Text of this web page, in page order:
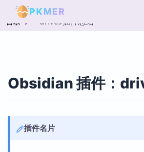
PKMER
目录 drive9插件总结
Obsidian 插件：
插件名片